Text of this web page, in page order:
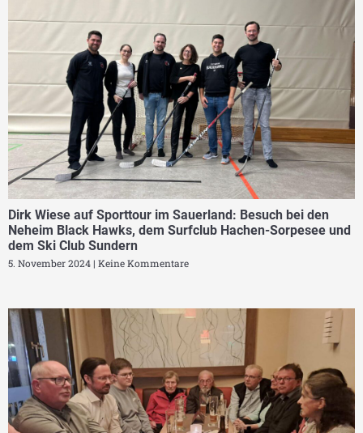
Dirk Wiese auf Sporttour im Sauerland: Besuch bei den
Neheim Black Hawks, dem Surfclub Hachen-Sorpesee und
dem Ski Club Sundern
5. November 2024 Keine Kommentare